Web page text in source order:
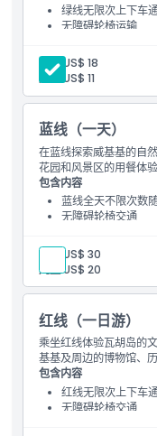
条款与条件
取消政策
绿线无限次上下车
无障碍轮椅运输
成人: US$ 18
儿童:
US$ 11
蓝线（一天）
在蓝线探索威基基的自
花园和风景区的用餐体验
包含内容
蓝线全天不限次数
无障碍轮椅交通
成人: US$ 30
儿童:US$ 20
红线（一日游）
乘坐红线体验瓦胡岛的
基基及周边的博物馆、
包含内容
红线无限次上下车
无障碍轮椅交通